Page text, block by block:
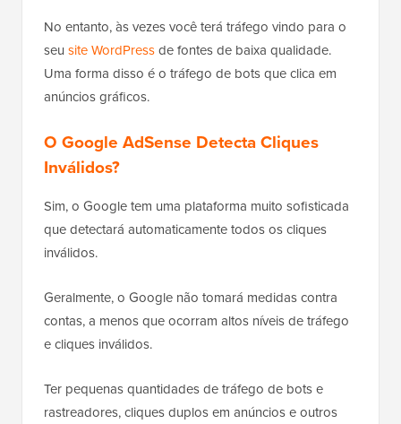
No entanto, às vezes você terá tráfego vindo para o
seu site WordPressde fontes de baixa qualidade.
Uma forma disso é o tráfego de bots que clica em
anúncios gráficos.
O Google AdSense Detecta Cliques
Inválidos?
Sim, o Google tem uma plataforma muito sofisticada
que detectará automaticamente todos os cliques
inválidos.
Geralmente, o Google não tomará medidas contra
contas, a menos que ocorram altos níveis de tráfego
e cliques inválidos.
Ter pequenas quantidades de tráfego de bots e
rastreadores, cliques duplos em anúncios e outros